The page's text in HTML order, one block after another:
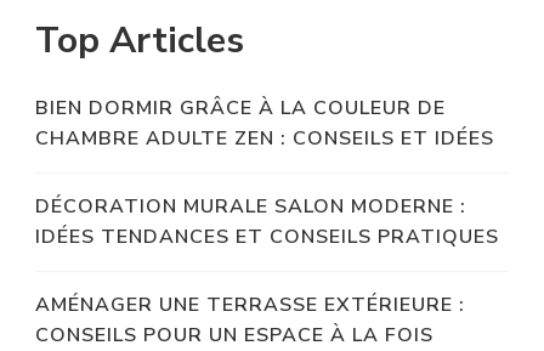
Top Articles
BIEN DORMIR GRÂCE À LA COULEUR DE
CHAMBRE ADULTE ZEN : CONSEILS ET IDÉES
DÉCORATION MURALE SALON MODERNE :
IDÉES TENDANCES ET CONSEILS PRATIQUES
AMÉNAGER UNE TERRASSE EXTÉRIEURE :
CONSEILS POUR UN ESPACE À LA FOIS